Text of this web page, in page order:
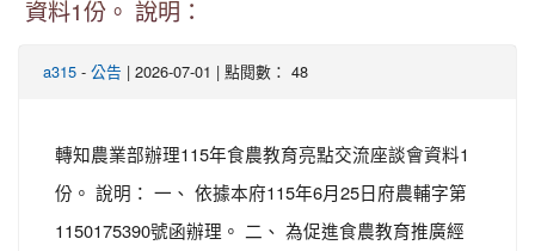
資料1份。 說明：
a315 - 公告 | 2026-07-01 | 點閱數： 48
轉知農業部辦理115年食農教育亮點交流座談會資料1
份。 說明： 一、 依據本府115年6月25日府農輔字第
1150175390號函辦理。 二、 為促進食農教育推廣經